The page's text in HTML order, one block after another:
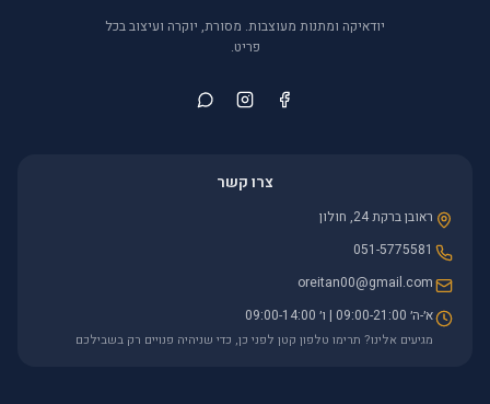
יודאיקה ומתנות מעוצבות. מסורת, יוקרה ועיצוב בכל
פריט.
צרו קשר
ראובן ברקת 24, חולון
051-5775581
oreitan00@gmail.com
א׳-ה׳ 09:00-21:00 | ו׳ 09:00-14:00
מגיעים אלינו? תרימו טלפון קטן לפני כן, כדי שניהיה פנויים רק בשבילכם